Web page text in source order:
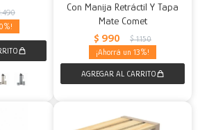
Con Manija Retráctil Y Tapa
Mate Comet
$ 990 $ 1.150
13